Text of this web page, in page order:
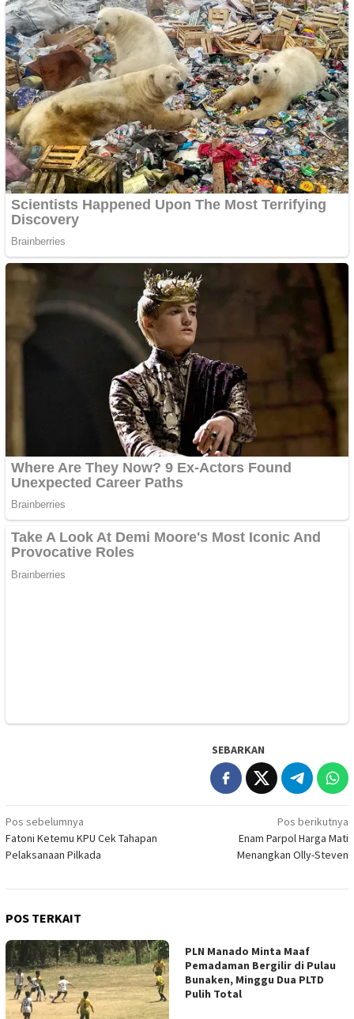
SEBARKAN
Navigasi
pos
Pos sebelumnya
Fatoni Ketemu KPU Cek Tahapan
Pelaksanaan Pilkada
Pos berikutnya
Enam Parpol Harga Mati
Menangkan Olly-Steven
POS TERKAIT
PLN Manado Minta Maaf
Pemadaman Bergilir di Pulau
Bunaken, Minggu Dua PLTD
Pulih Total